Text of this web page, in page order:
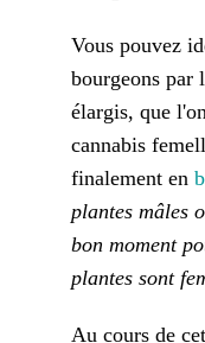
Vous pouvez
bourgeons par
élargis, que
cannabis
finalement en
plantes mâles
bon moment
plantes sont
Au cours de